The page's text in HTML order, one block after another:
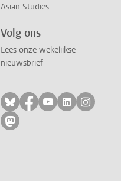
Asian Studies
Volg ons
Lees onze wekelijkse
nieuwsbrief
Volg ons op bluesky
Volg ons op
Volg ons op
Volg ons
Volg
Volg ons op mastodon